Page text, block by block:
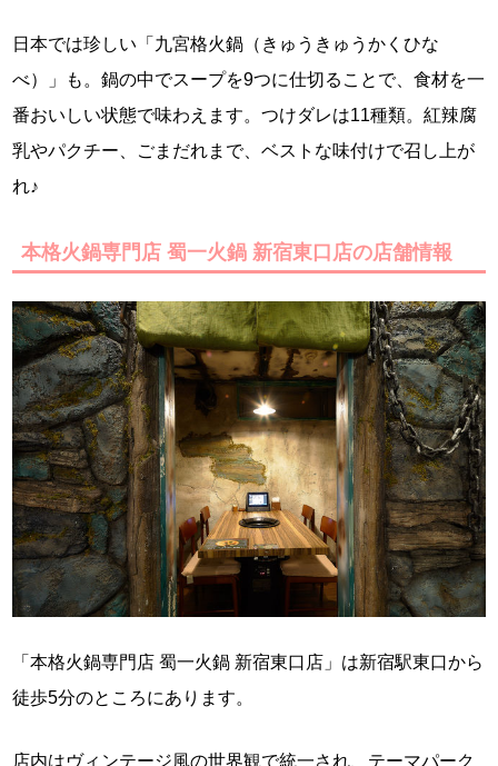
日本では珍しい「九宮格火鍋（きゅうきゅうかくひな
べ）」も。鍋の中でスープを9つに仕切ることで、食材を一
番おいしい状態で味わえます。つけダレは11種類。紅辣腐
乳やパクチー、ごまだれまで、ベストな味付けで召し上が
れ♪
本格火鍋専門店 蜀一火鍋 新宿東口店の店舗情報
「本格火鍋専門店 蜀一火鍋 新宿東口店」は新宿駅東口から
徒歩5分のところにあります。
店内はヴィンテージ風の世界観で統一され、テーマパーク